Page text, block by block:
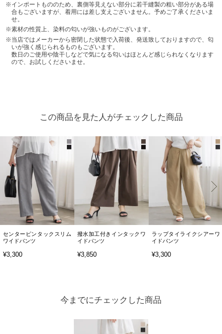
インポートもののため、裏側等見えない部分に若干縫製の粗い部分がある場
合もございますが、着用には差し支えございません。予めご了承くださいま
せ。
素材の性質上、染料の匂いが強いものがございます。
当店ではメーカーから密閉した状態で入荷後、発送致しておりますので、匂
いが強く感じられるものもございます。
数日のご使用や陰干しなどで気になる匂いはほとんど感じられなくなります
ので、お試しくださいませ。
この商品を見た人がチェックした商品
センターピンタックスリム
ワイドパンツ
¥3,300
撥水加工付きインタックワ
イドパンツ
¥3,850
ラップタイライクシアーワ
イドパンツ
¥3,300
今までにチェックした商品